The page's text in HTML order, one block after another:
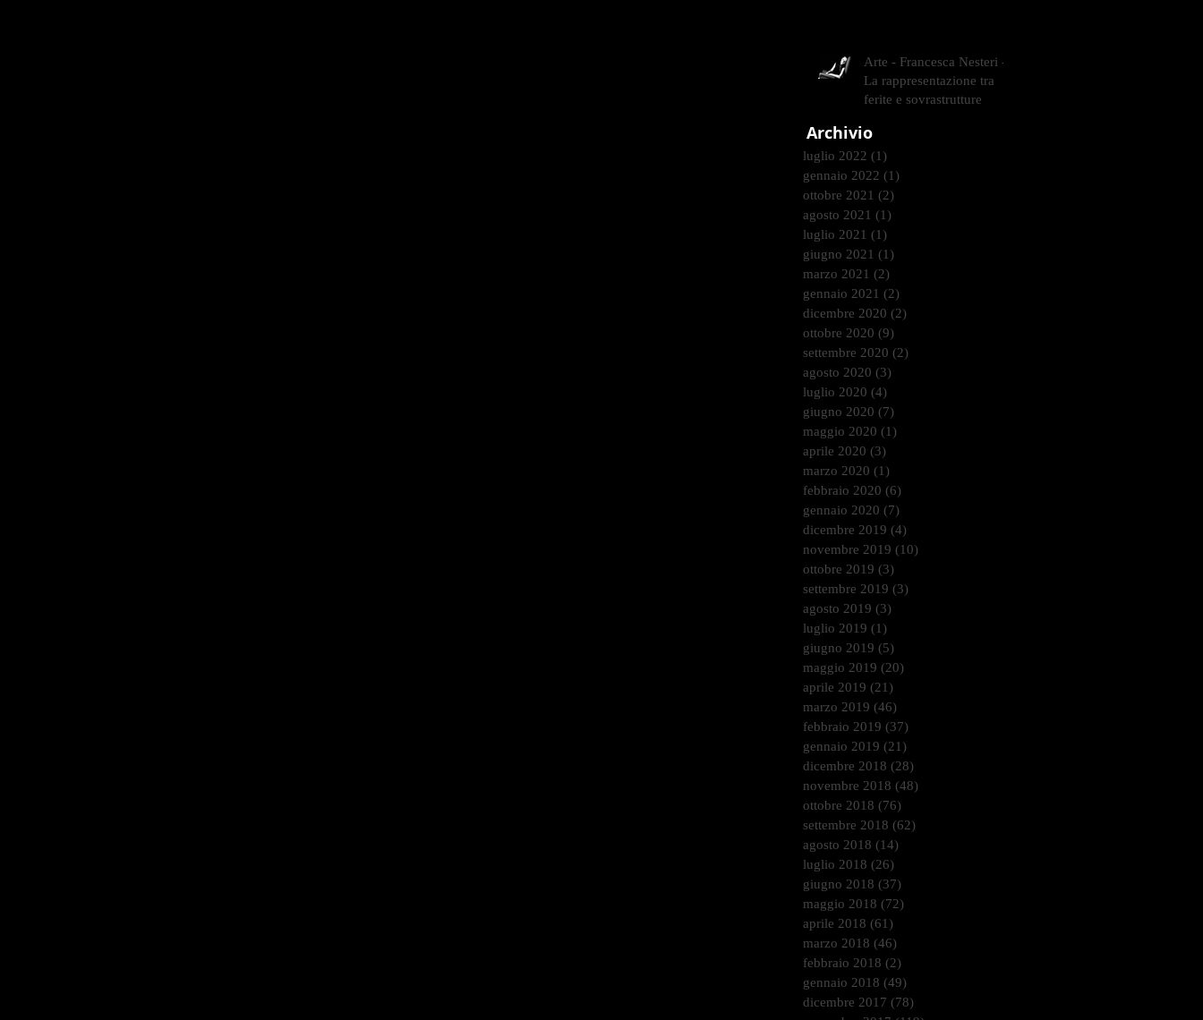
Arte - Francesca Nesteri -
La rappresentazione tra
ferite e sovrastrutture
Archivio
luglio 2022 (1)
gennaio 2022 (1)
ottobre 2021 (2)
agosto 2021 (1)
luglio 2021 (1)
giugno 2021 (1)
marzo 2021 (2)
gennaio 2021 (2)
dicembre 2020 (2)
ottobre 2020 (9)
settembre 2020 (2)
agosto 2020 (3)
luglio 2020 (4)
giugno 2020 (7)
maggio 2020 (1)
aprile 2020 (3)
marzo 2020 (1)
febbraio 2020 (6)
gennaio 2020 (7)
dicembre 2019 (4)
novembre 2019 (10)
ottobre 2019 (3)
settembre 2019 (3)
agosto 2019 (3)
luglio 2019 (1)
giugno 2019 (5)
maggio 2019 (20)
aprile 2019 (21)
marzo 2019 (46)
febbraio 2019 (37)
gennaio 2019 (21)
dicembre 2018 (28)
novembre 2018 (48)
ottobre 2018 (76)
settembre 2018 (62)
agosto 2018 (14)
luglio 2018 (26)
giugno 2018 (37)
maggio 2018 (72)
aprile 2018 (61)
marzo 2018 (46)
febbraio 2018 (2)
gennaio 2018 (49)
dicembre 2017 (78)